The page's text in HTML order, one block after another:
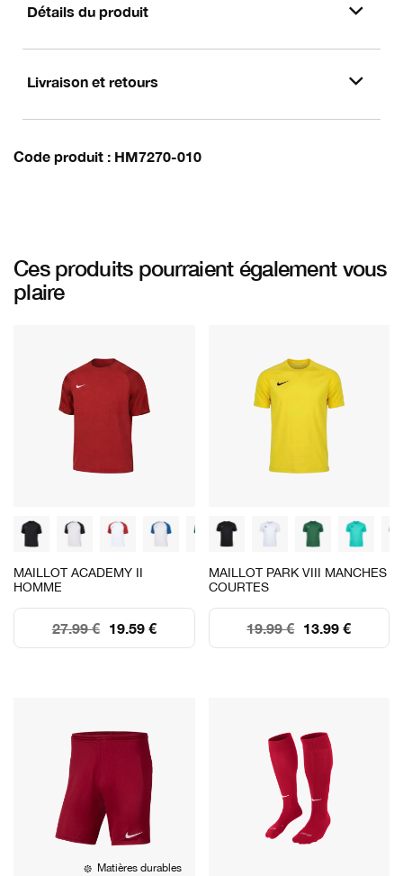
Détails du produit
Livraison et retours
Code produit HM7270-010
Ces produits pourraient également vous
plaire
MAILLOT ACADEMY II
HOMME
19.59 €
27.99 €
MAILLOT PARK VIII MANCHES
COURTES
13.99 €
19.99 €
Matières durables